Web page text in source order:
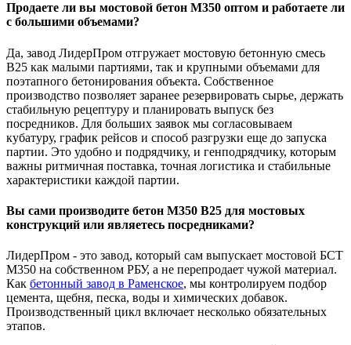
Продаете ли вы мостовой бетон М350 оптом и работаете ли
с большими объемами?
Да, завод ЛидерПром отгружает мостовую бетонную смесь
В25 как малыми партиями, так и крупными объемами для
поэтапного бетонирования объекта. Собственное
производство позволяет заранее резервировать сырье, держать
стабильную рецептуру и планировать выпуск без
посредников. Для больших заявок мы согласовываем
кубатуру, график рейсов и способ разгрузки еще до запуска
партии. Это удобно и подрядчику, и генподрядчику, которым
важны ритмичная поставка, точная логистика и стабильные
характеристики каждой партии.
Вы сами производите бетон М350 В25 для мостовых
конструкций или являетесь посредниками?
ЛидерПром - это завод, который сам выпускает мостовой БСТ
М350 на собственном РБУ, а не перепродает чужой материал.
Как бетонный завод в Раменское, мы контролируем подбор
цемента, щебня, песка, воды и химических добавок.
Производственный цикл включает несколько обязательных
этапов.